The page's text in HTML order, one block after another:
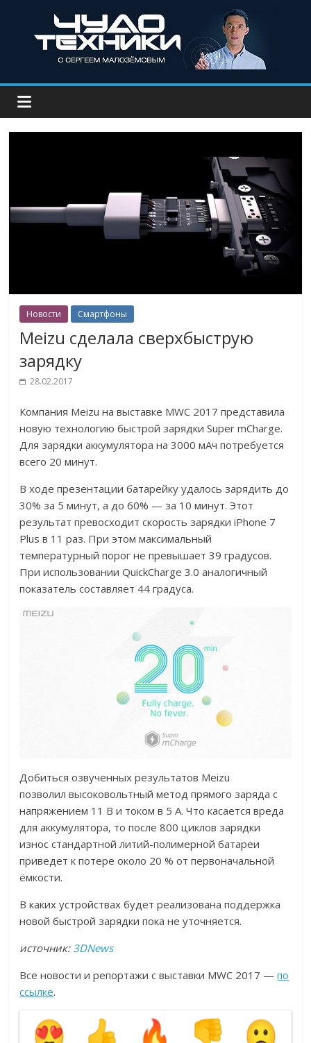
Новости Смартфоны
Meizu сделала сверхбыструю
зарядку
28.02.2017
Компания Meizu на выставке MWC 2017 представила
новую технологию быстрой зарядки Super mCharge.
Для зарядки аккумулятора на 3000 мАч потребуется
всего 20 минут.
В ходе презентации батарейку удалось зарядить до
30% за 5 минут, а до 60% — за 10 минут. Этот
результат превосходит скорость зарядки iPhone 7
Plus в 11 раз. При этом максимальный
температурный порог не превышает 39 градусов.
При использовании QuickCharge 3.0 аналогичный
показатель составляет 44 градуса.
Добиться озвученных результатов Meizu
позволил высоковольтный метод прямого заряда с
напряжением 11 В и током в 5 A. Что касается вреда
для аккумулятора, то после 800 циклов зарядки
износ стандартной литий-полимерной батареи
приведет к потере около 20 % от первоначальной
ёмкости.
В каких устройствах будет реализована поддержка
новой быстрой зарядки пока не уточняется.
источник: 3DNews
Все новости и репортажи с выставки MWC 2017 —по
ссылке.